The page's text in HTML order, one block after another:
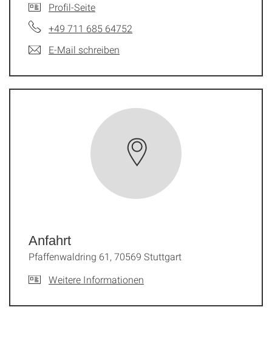
Profil-Seite
+49 711 685 64752
E-Mail schreiben
Anfahrt
Pfaffenwaldring 61, 70569 Stuttgart
Weitere Informationen